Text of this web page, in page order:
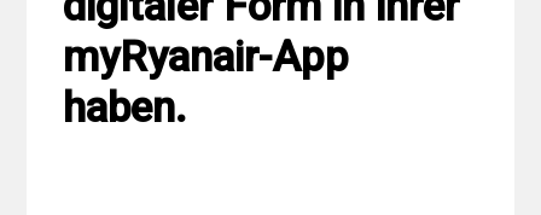
myRyanair-App
haben.